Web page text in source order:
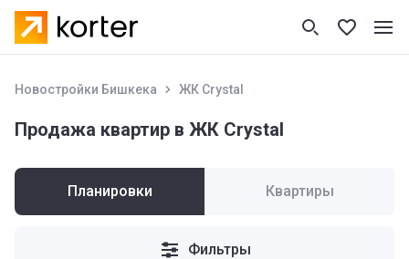
Новостройки Бишкека ЖК Crystal
Продажа квартир в ЖК Crystal
Планировки Квартиры
Фильтры